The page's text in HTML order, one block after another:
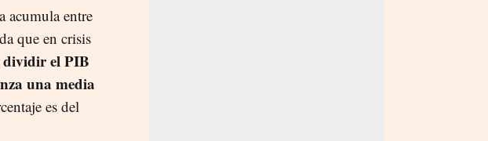
acumula entre
que en crisis
el PIB
una media
es del